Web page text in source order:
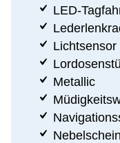
LED-
Lichtsensor
Metallic